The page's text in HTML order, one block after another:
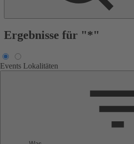
Ergebnisse für "*"
Events Lokalitäten